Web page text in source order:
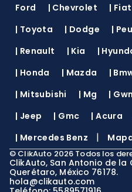
Ford
| Chevrolet | Fiat
| Toyota | Dodge |
| Renault | Kia |
| Honda | Mazda |
| Mitsubishi | Mg |
| Jeep | Gmc |Acura
| Mercedes Benz |
© ClikAuto 2026 Todos los
ClikAuto, San Antonio de
Querétaro, México 76178.
hola@clikauto.com